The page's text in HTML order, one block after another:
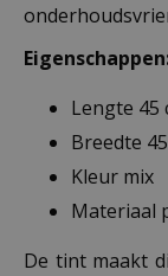
Lengte 45
Breedte
Kleur mix
Materiaal
De tint maakt